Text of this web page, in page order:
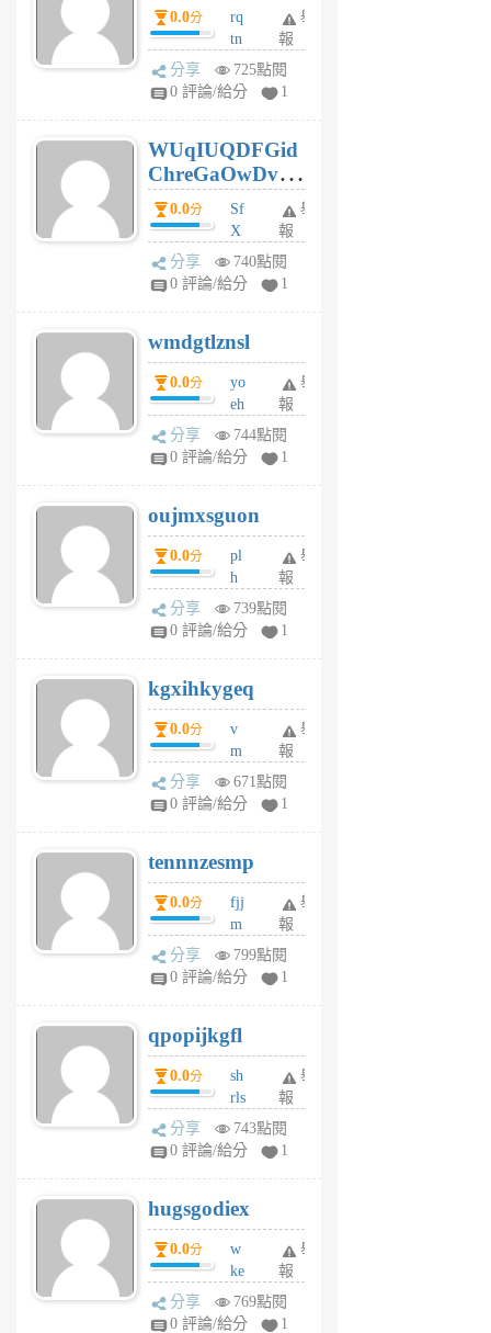
0.0分
rq
tn
jt
gl
個
月
前
舉
報
分享
725點閱
0 評論/給分
1
WUqIUQDFGid
ChreGaOwDv
dY0.0分
Sf
X
Pe
Jc
R
P
m
v
A
V
個
月
前
舉
報
分享
740點閱
0 評論/給分
1
wmdgtlznsl
0.0分
yo
eh
ld
gy
個
月
前
舉
報
分享
744點閱
0 評論/給分
1
oujmxsguon
0.0分
pl
h
wi
w
6
個
月
前
舉
報
分享
739點閱
0 評論/給分
1
kgxihkygeq
0.0分
v
m
sg
sr
6
個
月
前
舉
報
分享
671點閱
0 評論/給分
1
tennnzesmp
0.0分
fjj
m
w
rs
6
個
月
前
舉
報
分享
799點閱
0 評論/給分
1
qpopijkgfl
0.0分
sh
rls
k
m
6
個
月
前
舉
報
分享
743點閱
0 評論/給分
1
hugsgodiex
0.0分
w
ke
rv
pj
舉
報
分享
769點閱
0 評論/給分
1